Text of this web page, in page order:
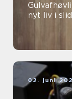
nyt liv i
02. juni